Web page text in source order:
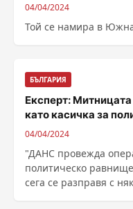
04/04/2024
Той се намира в
БЪЛГАРИЯ
Експерт:
като касичка за
04/04/2024
"ДАНС провежда
политическо
сега се разправя с